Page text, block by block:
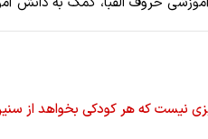
نیست که هر کودکی بخواهد از